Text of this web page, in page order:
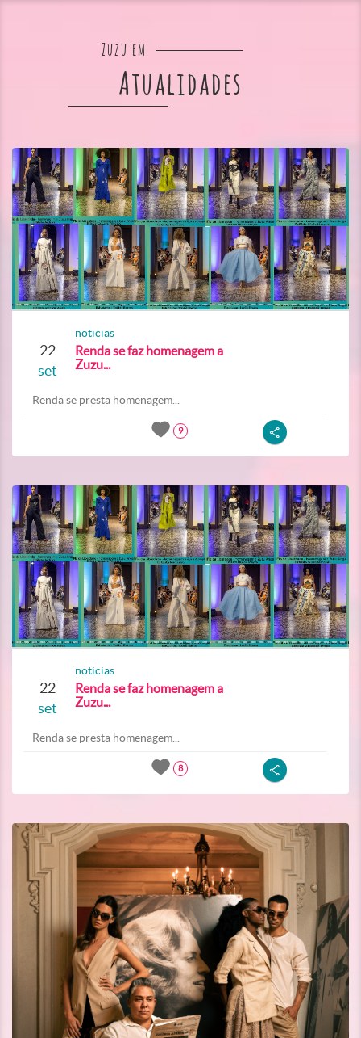
Zuzu em
Atualidades
22
set
noticias
Renda se faz homenagem a
Zuzu...
Renda se presta homenagem...
9
22
set
noticias
Renda se faz homenagem a
Zuzu...
Renda se presta homenagem...
8